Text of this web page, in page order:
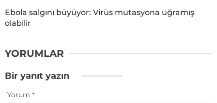
Ebola salgını büyüyor: Virüs mutasyona uğramış
olabilir
YORUMLAR
Bir yanıt yazın
Yorum *